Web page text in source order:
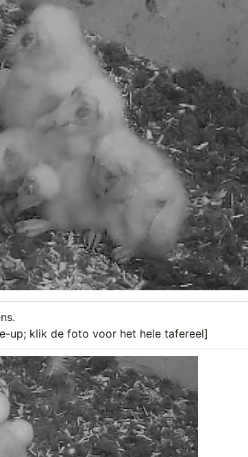
up; klik de foto voor het hele tafereel]